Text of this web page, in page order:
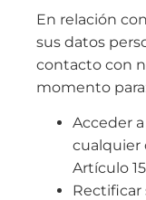
En relación
sus datos
contacto con
momento
Acceder
cualquier
Artículo
Rectificar